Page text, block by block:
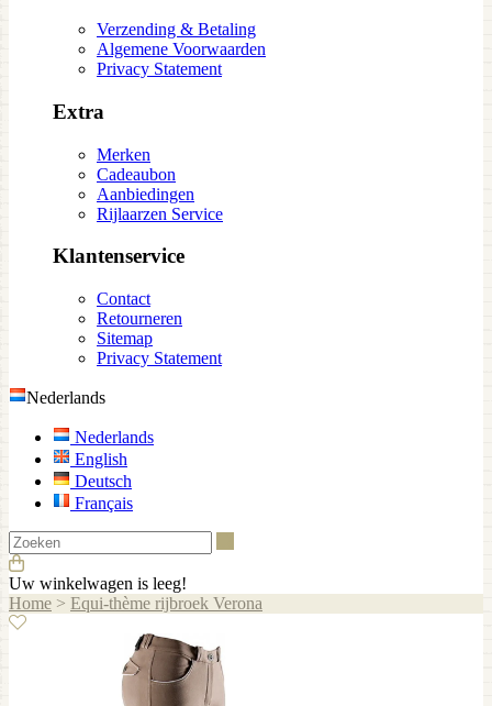
Verzending & Betaling
Algemene Voorwaarden
Privacy Statement
Extra
Merken
Cadeaubon
Aanbiedingen
Rijlaarzen Service
Klantenservice
Contact
Retourneren
Sitemap
Privacy Statement
Nederlands
Nederlands
English
Deutsch
Français
Uw winkelwagen is leeg!
Home > Equi-thème rijbroek Verona